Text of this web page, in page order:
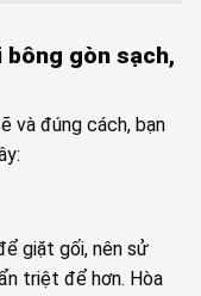
gòn sạch,
và đúng cách, bạn
giặt gối, nên sử
triệt để hơn. Hòa